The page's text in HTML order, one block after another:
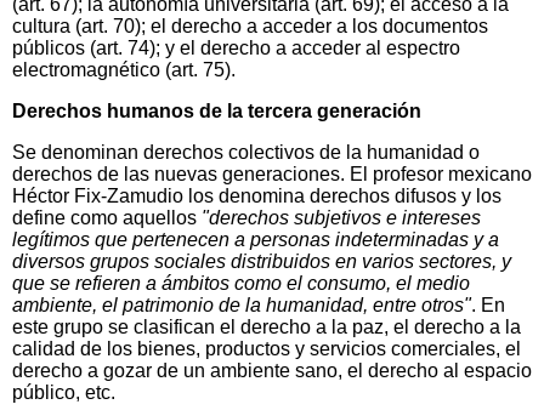
(art. 67); la autonomía universitaria (art. 69); el acceso a la
cultura (art. 70); el derecho a acceder a los documentos
públicos (art. 74); y el derecho a acceder al espectro
electromagnético (art. 75).
Derechos humanos de la tercera generación
Se denominan derechos colectivos de la humanidad o
derechos de las nuevas generaciones. El profesor mexicano
Héctor Fix-Zamudio los denomina derechos difusos y los
define como aquellos "derechos subjetivos e intereses
legítimos que pertenecen a personas indeterminadas y a
diversos grupos sociales distribuidos en varios sectores, y
que se refieren a ámbitos como el consumo, el medio
ambiente, el patrimonio de la humanidad, entre otros". En
este grupo se clasifican el derecho a la paz, el derecho a la
calidad de los bienes, productos y servicios comerciales, el
derecho a gozar de un ambiente sano, el derecho al espacio
público, etc.